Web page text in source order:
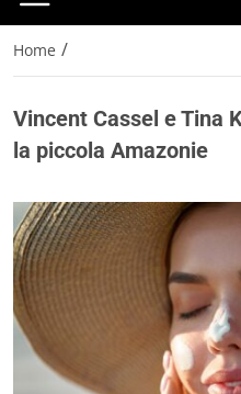
Home /
Vincent Cassel e Tina
la piccola Amazonie